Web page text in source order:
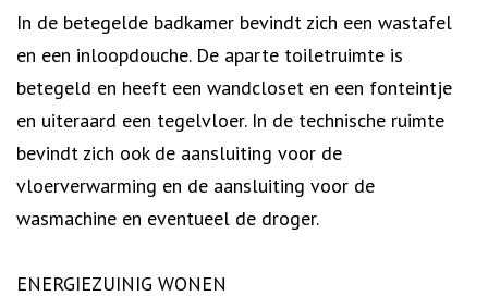
In de betegelde badkamer bevindt zich een wastafel
en een inloopdouche. De aparte toiletruimte is
betegeld en heeft een wandcloset en een fonteintje
en uiteraard een tegelvloer. In de technische ruimte
bevindt zich ook de aansluiting voor de
vloerverwarming en de aansluiting voor de
wasmachine en eventueel de droger.
ENERGIEZUINIG WONEN